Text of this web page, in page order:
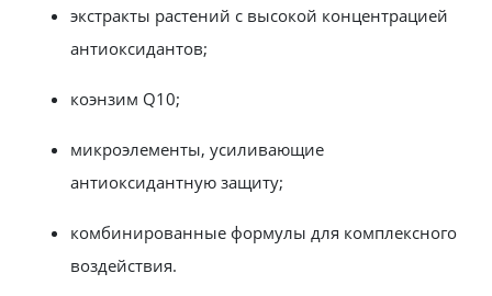
экстракты растений с высокой концентрацией
антиоксидантов;
коэнзим Q10;
микроэлементы, усиливающие
антиоксидантную защиту;
комбинированные формулы для комплексного
воздействия.